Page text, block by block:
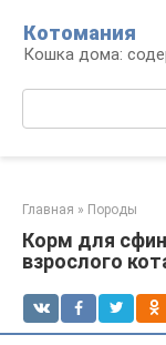
контенту
Котомания
Кошка дома:
Главная » Породы
Корм для
взрослого